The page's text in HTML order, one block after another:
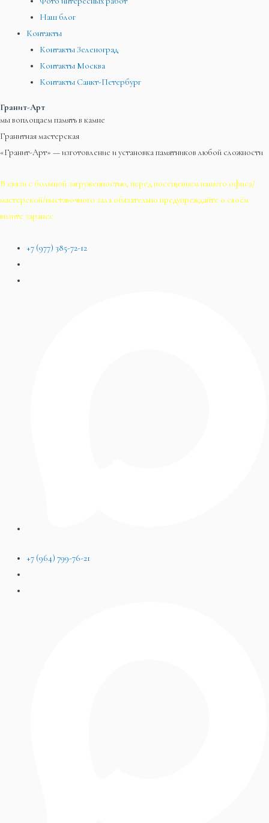
Наш блог
Контакты
Контакты Зеленоград
Контакты Москва
Контакты Санкт-Петербург
Гранит-Арт
мы воплощаем память в камне
Гранитная мастерская
«Гранит-Арт» — изготовление и установка памятников любой сложности
В связи с большой загруженностью, перед посещением нашего офиса/
мастерской/выставочного зала обязательно предупреждайте о своём
визите заранее.
+7 (977) 385-72-12
+7 (964) 799-76-21